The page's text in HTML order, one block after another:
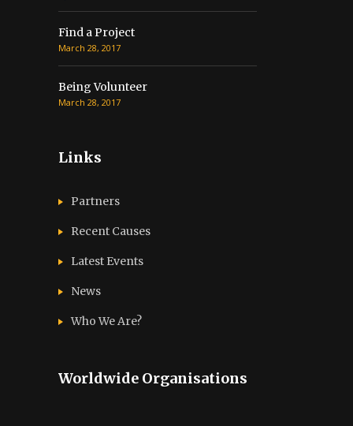
Find a Project
March 28, 2017
Being Volunteer
March 28, 2017
Links
Partners
Recent Causes
Latest Events
News
Who We Are?
Worldwide Organisations